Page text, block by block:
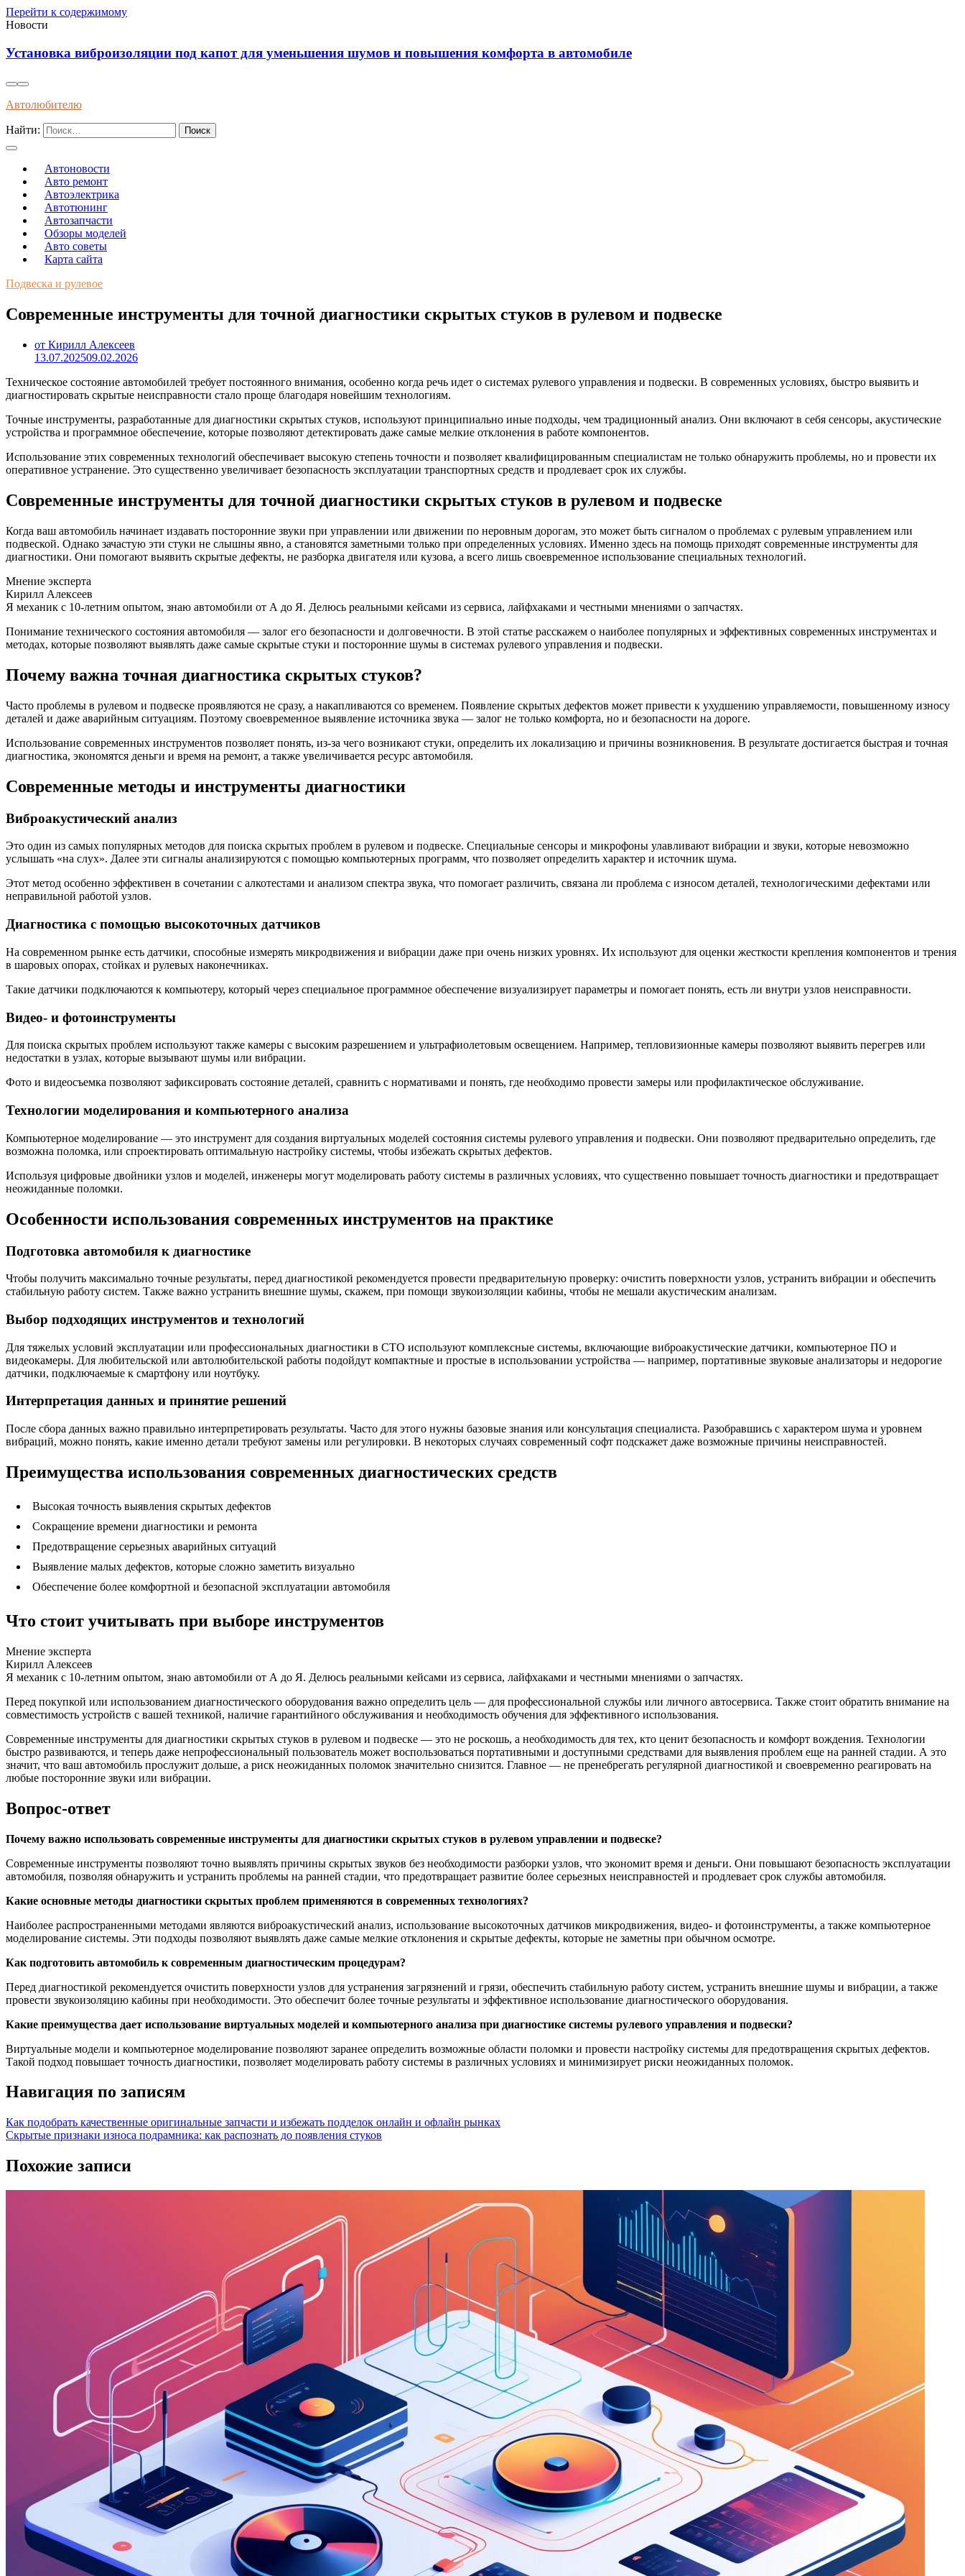
Перейти к содержимому
Новости
Установка виброизоляции под капот для уменьшения шумов и повышения комфорта в автомобиле
Автолюбителю
Найти:
Автоновости
Авто ремонт
Автоэлектрика
Автотюнинг
Автозапчасти
Обзоры моделей
Авто советы
Карта сайта
Подвеска и рулевое
Современные инструменты для точной диагностики скрытых стуков в рулевом и подвеске
от Кирилл Алексеев
13.07.202509.02.2026
Техническое состояние автомобилей требует постоянного внимания, особенно когда речь идет о системах рулевого управления и подвески. В современных условиях, быстро выявить и
диагностировать скрытые неисправности стало проще благодаря новейшим технологиям.
Точные инструменты, разработанные для диагностики скрытых стуков, используют принципиально иные подходы, чем традиционный анализ. Они включают в себя сенсоры, акустические
устройства и программное обеспечение, которые позволяют детектировать даже самые мелкие отклонения в работе компонентов.
Использование этих современных технологий обеспечивает высокую степень точности и позволяет квалифицированным специалистам не только обнаружить проблемы, но и провести их
оперативное устранение. Это существенно увеличивает безопасность эксплуатации транспортных средств и продлевает срок их службы.
Современные инструменты для точной диагностики скрытых стуков в рулевом и подвеске
Когда ваш автомобиль начинает издавать посторонние звуки при управлении или движении по неровным дорогам, это может быть сигналом о проблемах с рулевым управлением или
подвеской. Однако зачастую эти стуки не слышны явно, а становятся заметными только при определенных условиях. Именно здесь на помощь приходят современные инструменты для
диагностики. Они помогают выявить скрытые дефекты, не разборка двигателя или кузова, а всего лишь своевременное использование специальных технологий.
Мнение эксперта
Кирилл Алексеев
Я механик с 10-летним опытом, знаю автомобили от А до Я. Делюсь реальными кейсами из сервиса, лайфхаками и честными мнениями о запчастях.
Понимание технического состояния автомобиля — залог его безопасности и долговечности. В этой статье расскажем о наиболее популярных и эффективных современных инструментах и
методах, которые позволяют выявлять даже самые скрытые стуки и посторонние шумы в системах рулевого управления и подвески.
Почему важна точная диагностика скрытых стуков?
Часто проблемы в рулевом и подвеске проявляются не сразу, а накапливаются со временем. Появление скрытых дефектов может привести к ухудшению управляемости, повышенному износу
деталей и даже аварийным ситуациям. Поэтому своевременное выявление источника звука — залог не только комфорта, но и безопасности на дороге.
Использование современных инструментов позволяет понять, из-за чего возникают стуки, определить их локализацию и причины возникновения. В результате достигается быстрая и точная
диагностика, экономятся деньги и время на ремонт, а также увеличивается ресурс автомобиля.
Современные методы и инструменты диагностики
Виброакустический анализ
Это один из самых популярных методов для поиска скрытых проблем в рулевом и подвеске. Специальные сенсоры и микрофоны улавливают вибрации и звуки, которые невозможно
услышать «на слух». Далее эти сигналы анализируются с помощью компьютерных программ, что позволяет определить характер и источник шума.
Этот метод особенно эффективен в сочетании с алкотестами и анализом спектра звука, что помогает различить, связана ли проблема с износом деталей, технологическими дефектами или
неправильной работой узлов.
Диагностика с помощью высокоточных датчиков
На современном рынке есть датчики, способные измерять микродвижения и вибрации даже при очень низких уровнях. Их используют для оценки жесткости крепления компонентов и трения
в шаровых опорах, стойках и рулевых наконечниках.
Такие датчики подключаются к компьютеру, который через специальное программное обеспечение визуализирует параметры и помогает понять, есть ли внутри узлов неисправности.
Видео- и фотоинструменты
Для поиска скрытых проблем используют также камеры с высоким разрешением и ультрафиолетовым освещением. Например, тепловизионные камеры позволяют выявить перегрев или
недостатки в узлах, которые вызывают шумы или вибрации.
Фото и видеосъемка позволяют зафиксировать состояние деталей, сравнить с нормативами и понять, где необходимо провести замеры или профилактическое обслуживание.
Технологии моделирования и компьютерного анализа
Компьютерное моделирование — это инструмент для создания виртуальных моделей состояния системы рулевого управления и подвески. Они позволяют предварительно определить, где
возможна поломка, или спроектировать оптимальную настройку системы, чтобы избежать скрытых дефектов.
Используя цифровые двойники узлов и моделей, инженеры могут моделировать работу системы в различных условиях, что существенно повышает точность диагностики и предотвращает
неожиданные поломки.
Особенности использования современных инструментов на практике
Подготовка автомобиля к диагностике
Чтобы получить максимально точные результаты, перед диагностикой рекомендуется провести предварительную проверку: очистить поверхности узлов, устранить вибрации и обеспечить
стабильную работу систем. Также важно устранить внешние шумы, скажем, при помощи звукоизоляции кабины, чтобы не мешали акустическим анализам.
Выбор подходящих инструментов и технологий
Для тяжелых условий эксплуатации или профессиональных диагностики в СТО используют комплексные системы, включающие виброакустические датчики, компьютерное ПО и
видеокамеры. Для любительской или автолюбительской работы подойдут компактные и простые в использовании устройства — например, портативные звуковые анализаторы и недорогие
датчики, подключаемые к смартфону или ноутбуку.
Интерпретация данных и принятие решений
После сбора данных важно правильно интерпретировать результаты. Часто для этого нужны базовые знания или консультация специалиста. Разобравшись с характером шума и уровнем
вибраций, можно понять, какие именно детали требуют замены или регулировки. В некоторых случаях современный софт подскажет даже возможные причины неисправностей.
Преимущества использования современных диагностических средств
Высокая точность выявления скрытых дефектов
Сокращение времени диагностики и ремонта
Предотвращение серьезных аварийных ситуаций
Выявление малых дефектов, которые сложно заметить визуально
Обеспечение более комфортной и безопасной эксплуатации автомобиля
Что стоит учитывать при выборе инструментов
Мнение эксперта
Кирилл Алексеев
Я механик с 10-летним опытом, знаю автомобили от А до Я. Делюсь реальными кейсами из сервиса, лайфхаками и честными мнениями о запчастях.
Перед покупкой или использованием диагностического оборудования важно определить цель — для профессиональной службы или личного автосервиса. Также стоит обратить внимание на
совместимость устройств с вашей техникой, наличие гарантийного обслуживания и необходимость обучения для эффективного использования.
Современные инструменты для диагностики скрытых стуков в рулевом и подвеске — это не роскошь, а необходимость для тех, кто ценит безопасность и комфорт вождения. Технологии
быстро развиваются, и теперь даже непрофессиональный пользователь может воспользоваться портативными и доступными средствами для выявления проблем еще на ранней стадии. А это
значит, что ваш автомобиль прослужит дольше, а риск неожиданных поломок значительно снизится. Главное — не пренебрегать регулярной диагностикой и своевременно реагировать на
любые посторонние звуки или вибрации.
Вопрос-ответ
Почему важно использовать современные инструменты для диагностики скрытых стуков в рулевом управлении и подвеске?
Современные инструменты позволяют точно выявлять причины скрытых звуков без необходимости разборки узлов, что экономит время и деньги. Они повышают безопасность эксплуатации
автомобиля, позволяя обнаружить и устранить проблемы на ранней стадии, что предотвращает развитие более серьезных неисправностей и продлевает срок службы автомобиля.
Какие основные методы диагностики скрытых проблем применяются в современных технологиях?
Наиболее распространенными методами являются виброакустический анализ, использование высокоточных датчиков микродвижения, видео- и фотоинструменты, а также компьютерное
моделирование системы. Эти подходы позволяют выявлять даже самые мелкие отклонения и скрытые дефекты, которые не заметны при обычном осмотре.
Как подготовить автомобиль к современным диагностическим процедурам?
Перед диагностикой рекомендуется очистить поверхности узлов для устранения загрязнений и грязи, обеспечить стабильную работу систем, устранить внешние шумы и вибрации, а также
провести звукоизоляцию кабины при необходимости. Это обеспечит более точные результаты и эффективное использование диагностического оборудования.
Какие преимущества дает использование виртуальных моделей и компьютерного анализа при диагностике системы рулевого управления и подвески?
Виртуальные модели и компьютерное моделирование позволяют заранее определить возможные области поломки и провести настройку системы для предотвращения скрытых дефектов.
Такой подход повышает точность диагностики, позволяет моделировать работу системы в различных условиях и минимизирует риски неожиданных поломок.
Навигация по записям
Как подобрать качественные оригинальные запчасти и избежать подделок онлайн и офлайн рынках
Скрытые признаки износа подрамника: как распознать до появления стуков
Похожие записи